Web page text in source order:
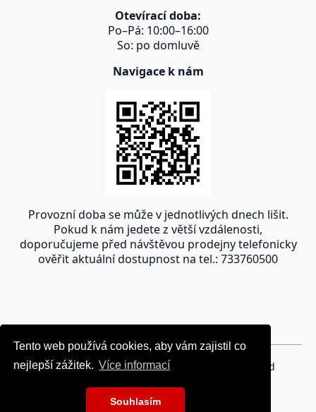
Tento web používá cookies, aby vám zajistil co
nejlepší zážitek. Více informací
Souhlasím
Tento web používá cookies, aby vám zajistil co
nejlepší zážitek. Více informací
Souhlasím
Otevírací doba:
Po–Pá: 10:00–16:00
So: po domluvě
Navigace k nám
Provozní doba se může v jednotlivých dnech lišit.
Pokud k nám jedete z větší vzdálenosti,
doporučujeme před návštěvou prodejny telefonicky
ověřit aktuální dostupnost na tel.: 733760500
Copyright © 2024 oravakrb.sk, All rights reserved